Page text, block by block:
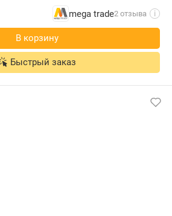
mega trade2 отзыва i
В корзину
Быстрый заказ